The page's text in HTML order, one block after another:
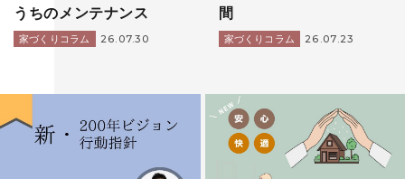
うちのメンテナンス
家づくりコラム 26.07.30
間
家づくりコラム 26.07.23